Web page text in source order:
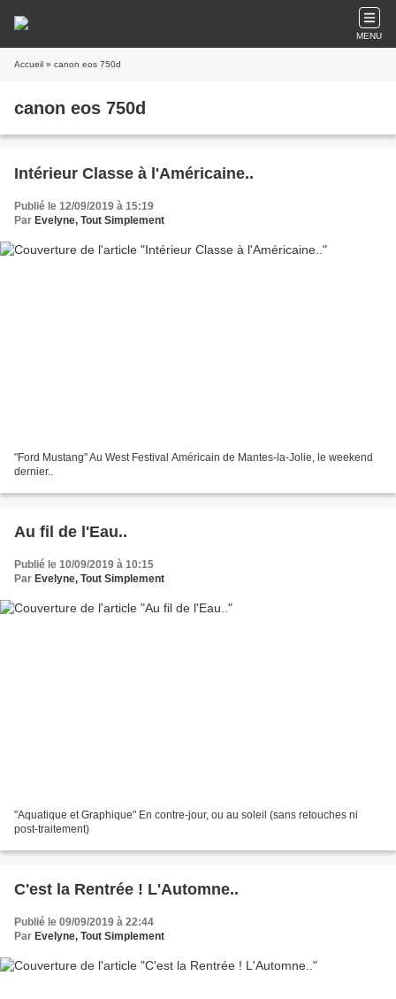
MENU
Accueil » canon eos 750d
canon eos 750d
Intérieur Classe à l'Américaine..
Publié le 12/09/2019 à 15:19
Par Evelyne, Tout Simplement
"Ford Mustang" Au West Festival Américain de Mantes-la-Jolie, le weekend
dernier..
Au fil de l'Eau..
Publié le 10/09/2019 à 10:15
Par Evelyne, Tout Simplement
"Aquatique et Graphique" En contre-jour, ou au soleil (sans retouches ni
post-traitement)
C'est la Rentrée ! L'Automne..
Publié le 09/09/2019 à 22:44
Par Evelyne, Tout Simplement